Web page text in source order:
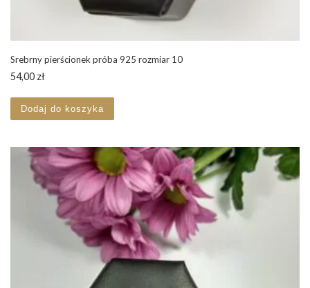
Srebrny pierścionek próba 925 rozmiar 10
54,00 zł
Dodaj do koszyka